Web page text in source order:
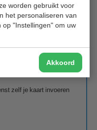
worden gebruikt voor
het personaliseren van
op "Instellingen" om uw
Akkoord
baanmanagement
persoonlijk op wat jij wilt
wedstrijd voor
wordt deze "non-
zelf je kaart invoeren